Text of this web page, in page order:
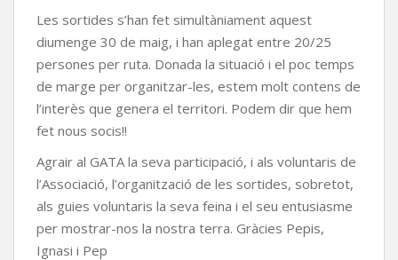
Les sortides s’han fet simultàniament aquest
diumenge 30 de maig, i han aplegat entre 20/25
persones per ruta. Donada la situació i el poc temps
de marge per organitzar-les, estem molt contens de
l’interès que genera el territori. Podem dir que hem
fet nous socis!!
Agrair al GATA la seva participació, i als voluntaris de
l’Associació, l’organització de les sortides, sobretot,
als guies voluntaris la seva feina i el seu entusiasme
per mostrar-nos la nostra terra. Gràcies Pepis,
Ignasi i Pep